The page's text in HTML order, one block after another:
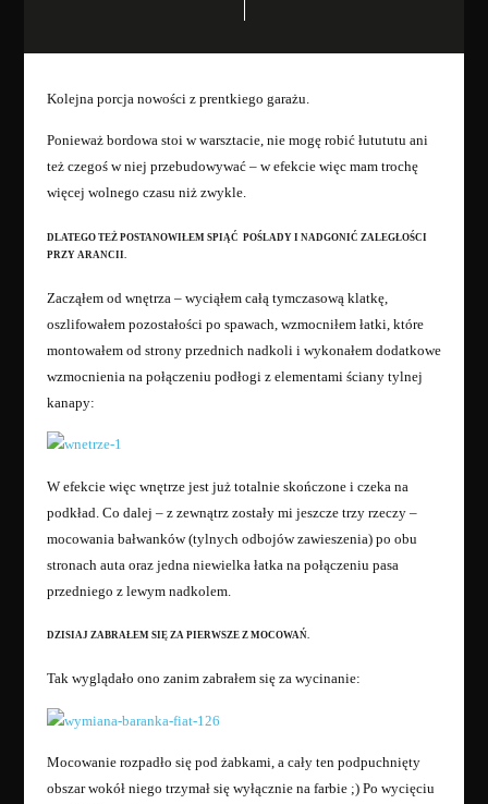
Kolejna porcja nowości z prentkiego garażu.
Ponieważ bordowa stoi w warsztacie, nie mogę robić łutututu ani
też czegoś w niej przebudowywać – w efekcie więc mam trochę
więcej wolnego czasu niż zwykle.
DLATEGO TEŻ POSTANOWIŁEM SPIĄĆ POŚLADY I NADGONIĆ ZALEGŁOŚCI
PRZY ARANCII.
Zacząłem od wnętrza – wyciąłem całą tymczasową klatkę,
oszlifowałem pozostałości po spawach, wzmocniłem łatki, które
montowałem od strony przednich nadkoli i wykonałem dodatkowe
wzmocnienia na połączeniu podłogi z elementami ściany tylnej
kanapy:
W efekcie więc wnętrze jest już totalnie skończone i czeka na
podkład. Co dalej – z zewnątrz zostały mi jeszcze trzy rzeczy –
mocowania bałwanków (tylnych odbojów zawieszenia) po obu
stronach auta oraz jedna niewielka łatka na połączeniu pasa
przedniego z lewym nadkolem.
DZISIAJ ZABRAŁEM SIĘ ZA PIERWSZE Z MOCOWAŃ.
Tak wyglądało ono zanim zabrałem się za wycinanie:
Mocowanie rozpadło się pod żabkami, a cały ten podpuchnięty
obszar wokół niego trzymał się wyłącznie na farbie ;) Po wycięciu